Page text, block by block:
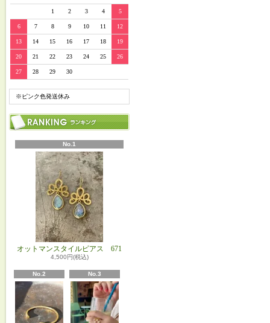
1 2 3 4 5
6 7 8 9 10 11 12
13 14 15 16 17 18 19
20 21 22 23 24 25 26
27 28 29 30
※ピンク色発送休み
No.1
オットマンスタイルピアス 671
4,500円(税込)
No.2 No.3